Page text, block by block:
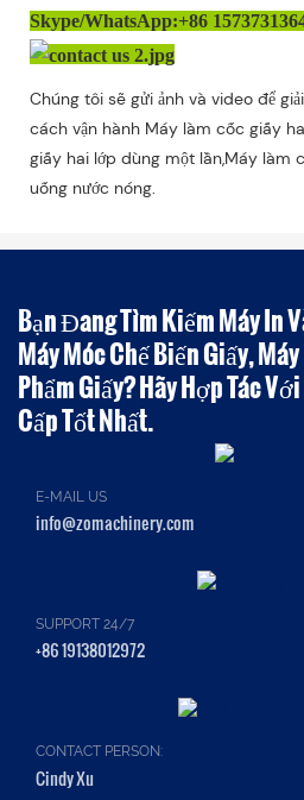
Skype/WhatsApp:+86
Chúng tôi sẽ gửi ảnh và video để
cách vận hành Máy làm cốc giấy
giấy hai lớp dùng một lần,Máy làm
uống nước nóng.
Bạn Đang Tìm Kiếm Máy In
Máy Móc Chế Biến Giấy,
Phẩm Giấy? Hãy Hợp Tác
Cấp Tốt Nhất.
E-MAIL US
info@zomachinery.com
SUPPORT 24/7
+86 19138012972
CONTACT PERSON:
Cindy Xu